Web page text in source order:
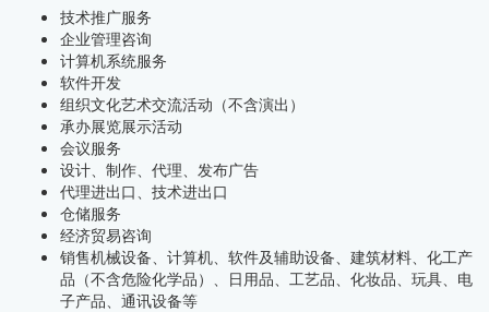
技术推广服务
企业管理咨询
计算机系统服务
软件开发
组织文化艺术交流活动（不含演出）
承办展览展示活动
会议服务
设计、制作、代理、发布广告
代理进出口、技术进出口
仓储服务
经济贸易咨询
销售机械设备、计算机、软件及辅助设备、建筑材料、化工产
品（不含危险化学品）、日用品、工艺品、化妆品、玩具、电
子产品、通讯设备等